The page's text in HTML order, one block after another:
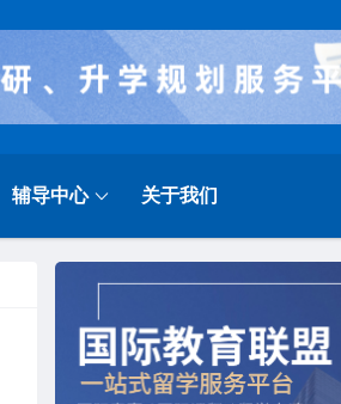
辅导中心 关于我们